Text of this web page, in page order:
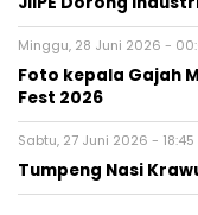
Minggu, 28 Juni 2026 -
Foto kepala Gajah
Fest 2026
Sabtu, 27 Juni 2026 - 18:45
Tumpeng Nasi